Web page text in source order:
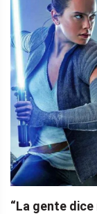
“La gente